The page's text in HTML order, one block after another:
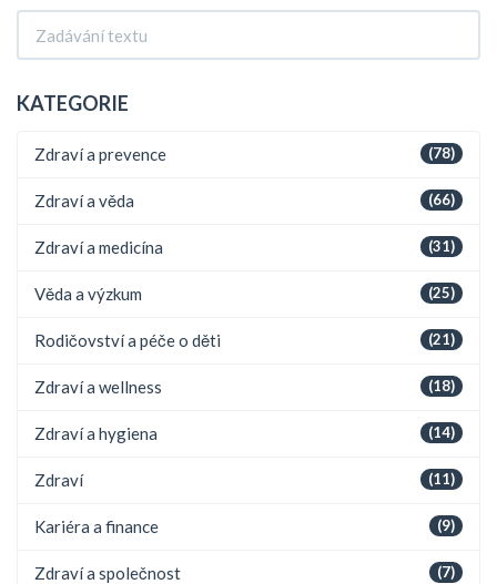
KATEGORIE
(78)
Zdraví a prevence
(66)
Zdraví a věda
(31)
Zdraví a medicína
(25)
Věda a výzkum
(21)
Rodičovství a péče o děti
(18)
Zdraví a wellness
(14)
Zdraví a hygiena
(11)
Zdraví
(9)
Kariéra a finance
(7)
Zdraví a společnost